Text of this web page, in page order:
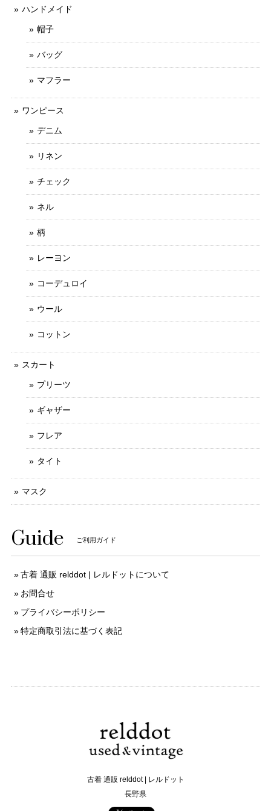
ハンドメイド
帽子
バッグ
マフラー
ワンピース
デニム
リネン
チェック
ネル
柄
レーヨン
コーデュロイ
ウール
コットン
スカート
プリーツ
ギャザー
フレア
タイト
マスク
Guide ご利用ガイド
古着 通販 relddot | レルドットについて
お問合せ
プライバシーポリシー
特定商取引法に基づく表記
古着 通販 relddot | レルドット
長野県